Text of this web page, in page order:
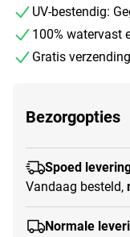
UV-bestendig:
100% watervast
Gratis
Bezorgopties
Spoed
Vandaag besteld,
Normale